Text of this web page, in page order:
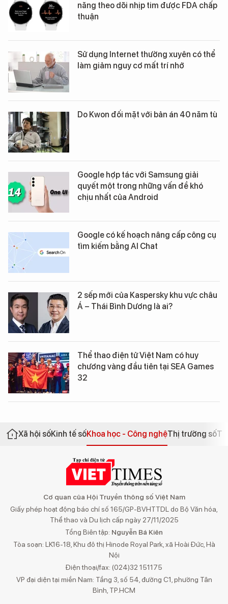
năng theo dõi nhịp tim được FDA chấp
thuận
Sử dụng Internet thường xuyên có thể
làm giảm nguy cơ mất trí nhớ
Do Kwon đối mặt với bản án 40 năm tù
Google hợp tác với Samsung giải
quyết một trong những vấn đề khó
chịu nhất của Android
Google có kế hoạch nâng cấp công cụ
tìm kiếm bằng AI Chat
2 sếp mới của Kaspersky khu vực châu
Á – Thái Bình Dương là ai?
Thể thao điện tử Việt Nam có huy
chương vàng đầu tiên tại SEA Games
32
Xã hội sốKinh tế sốKhoa học - Công nghệThị trường số
Cơ quan của Hội Truyền thông số Việt Nam
Giấy phép hoạt động báo chí số 165/GP-BVHTTDL do Bộ Văn hóa,
Thể thao và Du lịch cấp ngày 27/11/2025
Tổng Biên tập: Nguyễn Bá Kiên
Tòa soạn: LK16-18, Khu đô thị Hinode Royal Park, xã Hoài Đức, Hà
Nội
Điện thoại/fax: (024)32 151175
VP đại diện tại miền Nam: Tầng 3, số 54, đường C1, phường Tân
Bình, TP.HCM